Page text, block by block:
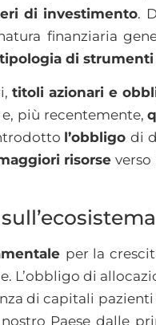
di investimento.
finanziaria
di
titoli azionari e
più recentemente,
l’obbligodi
risorse verso
per la
L’obbligo di
di capitali
Paese dalle